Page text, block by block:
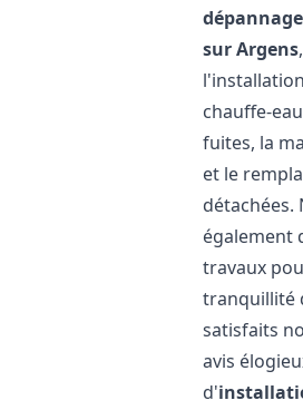
sur Argens
chauffe-
fuites, la
et le
détachées.
également
travaux
tranquillité
satisfaits
avis
d'